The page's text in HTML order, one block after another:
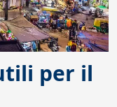
per il